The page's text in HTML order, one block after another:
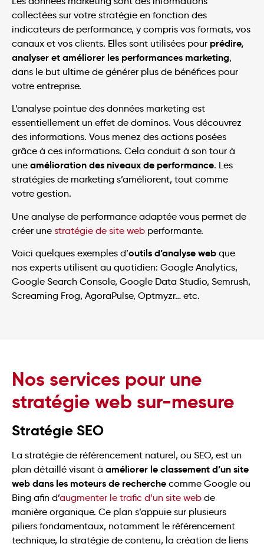
collectées sur votre stratégie en fonction des
indicateurs de performance, y compris vos formats, vos
canaux et vos clients. Elles sont utilisées pour prédire,
analyser et améliorer les performances marketing,
dans le but ultime de générer plus de bénéfices pour
votre entreprise.
L’analyse pointue des données marketing est
essentiellement un effet de dominos. Vous découvrez
des informations. Vous menez des actions posées
grâce à ces informations. Cela conduit à son tour à
une amélioration des niveaux de performance. Les
stratégies de marketing s’améliorent, tout comme
votre gestion.
Une analyse de performance adaptée vous permet de
créer une stratégie de site web performante.
Voici quelques exemples d’outils d’analyse web que
nos experts utilisent au quotidien: Google Analytics,
Google Search Console, Google Data Studio, Semrush,
Screaming Frog, AgoraPulse, Optmyzr… etc.
Nos services pour une
stratégie web sur-mesure
Stratégie SEO
La stratégie de référencement naturel, ou SEO, est un
plan détaillé visant à améliorer le classement d’un site
web dans les moteurs de recherche comme Google ou
Bing afin d’augmenter le trafic d’un site web de
manière organique. Ce plan s’appuie sur plusieurs
piliers fondamentaux, notamment le référencement
technique, la stratégie de contenu, la création de liens